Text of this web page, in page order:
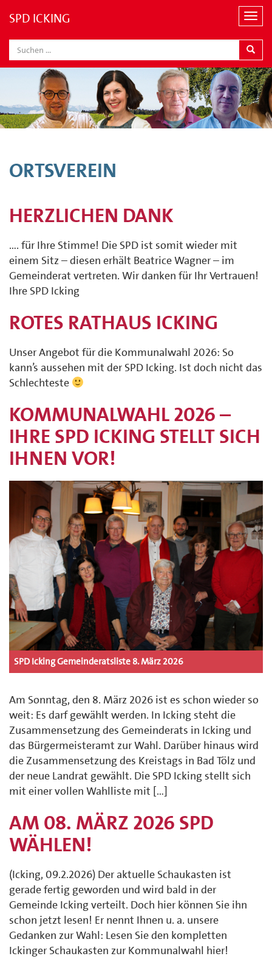
N
v
i
g
a
t
i
o
SPD ICKING
ORTSVEREIN
HERZLICHEN DANK
…. für Ihre Stimme! Die SPD ist somit wieder mit
einem Sitz – diesen erhält Beatrice Wagner – im
Gemeinderat vertreten. Wir danken für Ihr Vertrauen!
Ihre SPD Icking
ROTES RATHAUS ICKING
Unser Angebot für die Kommunalwahl 2026: So
kann’s aussehen mit der SPD Icking. Ist doch nicht das
Schlechteste
KOMMUNALWAHL 2026 –
IHRE SPD ICKING STELLT SICH
IHNEN VOR!
SPD Icking Gemeinderatsliste 8. März 2026
Am Sonntag, den 8. März 2026 ist es schon wieder so
weit: Es darf gewählt werden. In Icking steht die
Zusammensetzung des Gemeinderats in Icking und
das Bürgermeisteramt zur Wahl. Darüber hinaus wird
die Zusammensetzung des Kreistags in Bad Tölz und
der neue Landrat gewählt. Die SPD Icking stellt sich
mit einer vollen Wahlliste mit […]
AM 08. MÄRZ 2026 SPD
WÄHLEN!
(Icking, 09.2.2026) Der aktuelle Schaukasten ist
gerade fertig geworden und wird bald in der
Gemeinde Icking verteilt. Doch hier können Sie ihn
schon jetzt lesen! Er nennt Ihnen u. a. unsere
Gedanken zur Wahl: Lesen Sie den kompletten
Ickinger Schaukasten zur Kommunalwahl hier!